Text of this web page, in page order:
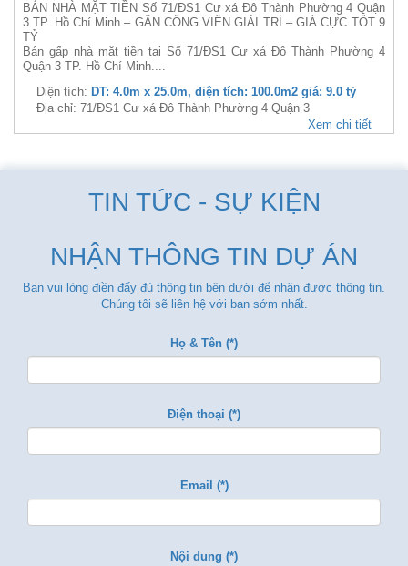
BÁN NHÀ MẶT TIỀN Số 71/ĐS1 Cư xá Đô Thành Phường 4 Quận
3 TP. Hồ Chí Minh – GẦN CÔNG VIÊN GIẢI TRÍ – GIÁ CỰC TỐT 9
TỶ
Bán gấp nhà mặt tiền tại Số 71/ĐS1 Cư xá Đô Thành Phường 4
Quận 3 TP. Hồ Chí Minh....
Diện tích: DT: 4.0m x 25.0m, diện tích: 100.0m2 giá: 9.0 tỷ
Địa chỉ: 71/ĐS1 Cư xá Đô Thành Phường 4 Quận 3
Xem chi tiết
TIN TỨC - SỰ KIỆN
NHẬN THÔNG TIN DỰ ÁN
Bạn vui lòng điền đẩy đủ thông tin bên dưới để nhận được thông tin.
Chúng tôi sẽ liên hệ với bạn sớm nhất.
Họ & Tên (*)
Điện thoại (*)
Email (*)
Nội dung (*)